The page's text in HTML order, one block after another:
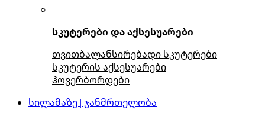
სკუტერები და აქსესუარები
თვითბალანსირებადი სკუტერები
სკუტერის აქსესუარები
ჰოვერბორდები
სილამაზე | ჯანმრთელობა